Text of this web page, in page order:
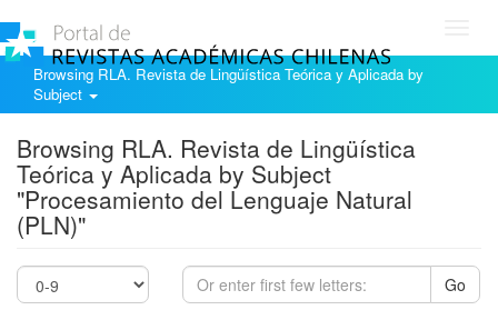
Browsing RLA. Revista de Lingüística Teórica y Aplicada by
Subject
Browsing RLA. Revista de Lingüística
Teórica y Aplicada by Subject
"Procesamiento del Lenguaje Natural
(PLN)"
Go